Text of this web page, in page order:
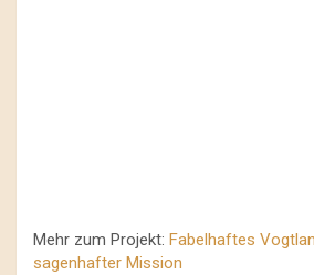
Mehr zum Projekt: Fabelhaftes
sagenhafter Mission